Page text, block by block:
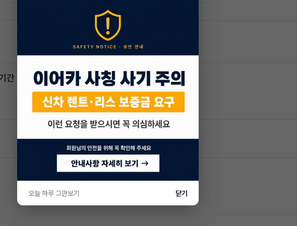
스포티지하이브리드 승계합니다(잔여렌트기간 : 26개월)
오늘 하루 그만보기 닫기